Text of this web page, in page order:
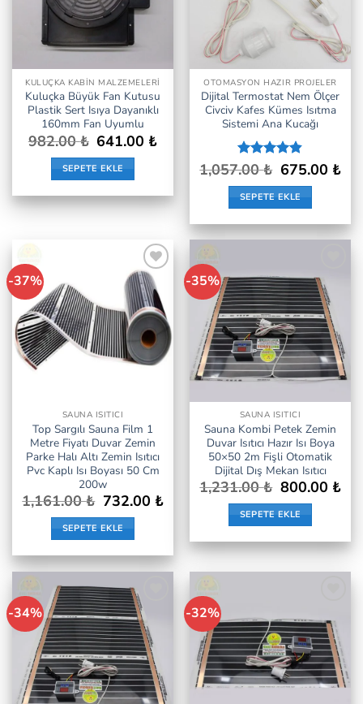
KULUÇKA KABIN MALZEMELERI
Kuluçka Büyük Fan Kutusu
Plastik Sert Isıya Dayanıklı
160mm Fan Uyumlu
982.00₺ Orijinal
fiyat:
982.00 ₺.
641.00 ₺andaki
641.00 ₺.
SEPETE EKLE
OTOMASYON HAZIR PROJELER
Dijital Termostat Nem Ölçer
Civciv Kafes Kümes Isıtma
Sistemi Ana Kucağı
5
üzerinden
4.8oy aldı
1,057.00₺ Orijinal
fiyat:
1,057.00 ₺.
675.00 ₺
SEPETE EKLE
-37%
İstek
Listeme
Ekle
SAUNA ISITICI
Top Sargılı Sauna Film 1
Metre Fiyatı Duvar Zemin
Parke Halı Altı Zemin Isıtıcı
Pvc Kaplı Isı Boyası 50 Cm
200w
1,161.00₺ Orijinal
fiyat:
1,161.00 ₺.
732.00 ₺Şu
andaki
SEPETE EKLE
-35%
İstek
Listeme
Ekle
SAUNA ISITICI
Sauna Kombi Petek Zemin
Duvar Isıtıcı Hazır Isı Boya
50×50 2m Fişli Otomatik
Dijital Dış Mekan Isıtıcı
1,231.00₺ Orijinal
fiyat:
1,231.00 ₺.
800.00 ₺Şu
SEPETE EKLE
-34%
İstek
Listeme
Ekle
-32%
Listeme
Ekle